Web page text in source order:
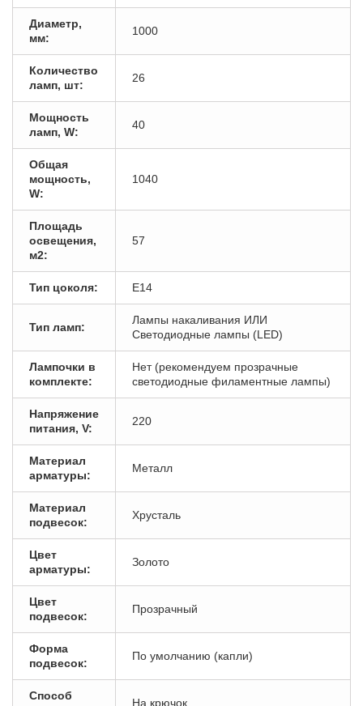
Диаметр,
мм:
1000
Количество
ламп, шт:
26
Мощность
ламп, W:
40
Общая
мощность,
W:
1040
Площадь
освещения,
м2:
57
Тип цоколя: E14
Тип ламп:
Лампы накаливания ИЛИ
Светодиодные лампы (LED)
Лампочки в
комплекте:
Нет (рекомендуем прозрачные
светодиодные филаментные лампы)
Напряжение
питания, V:
220
Материал
арматуры:
Металл
Материал
подвесок:
Хрусталь
Цвет
арматуры:
Золото
Цвет
подвесок:
Прозрачный
Форма
подвесок:
По умолчанию (капли)
Способ
На крючок